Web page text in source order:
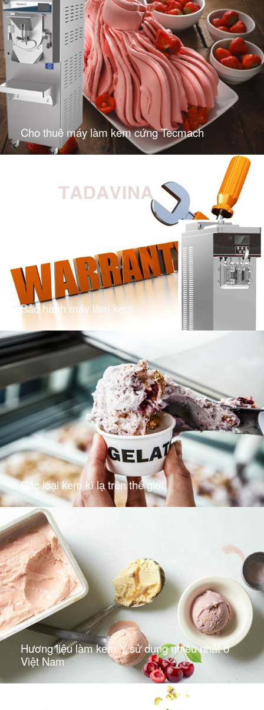
Cho thuê máy làm kem cứng Tecmach
Bảo hành máy làm kem
Các loại kem kì lạ trên thế giới
Hương liệu làm kem Ý sử dụng nhiều nhất ở
Việt Nam